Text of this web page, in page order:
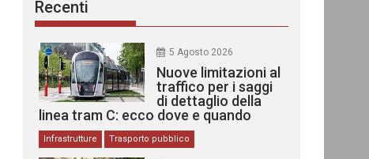
Recenti
5 Agosto 2026
Nuove limitazioni al
traffico per i saggi
di dettaglio della
linea tram C: ecco dove e quando
Infrastrutture Trasporto pubblico